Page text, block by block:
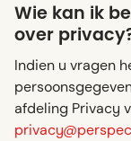
Wie kan ik
over
Indien u vragen
afdeling Privacy